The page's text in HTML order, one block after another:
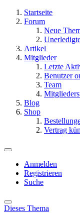
Startseite
Forum
Neue
Artikel
Mitglieder
Letzte
Benutzer
Team
Blog
Shop
Vertrag
Anmelden
Registrieren
Suche
Dieses Thema